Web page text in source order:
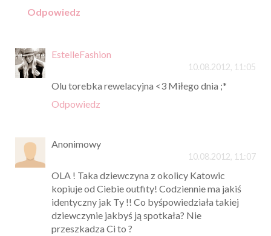
Odpowiedz
EstelleFashion
10.08.2012, 11:05
Olu torebka rewelacyjna <3 Miłego dnia ;*
Odpowiedz
Anonimowy
10.08.2012, 11:07
OLA ! Taka dziewczyna z okolicy Katowic
kopiuje od Ciebie outfity! Codziennie ma jakiś
identyczny jak Ty !! Co byśpowiedziała takiej
dziewczynie jakbyś ją spotkała? Nie
przeszkadza Ci to ?